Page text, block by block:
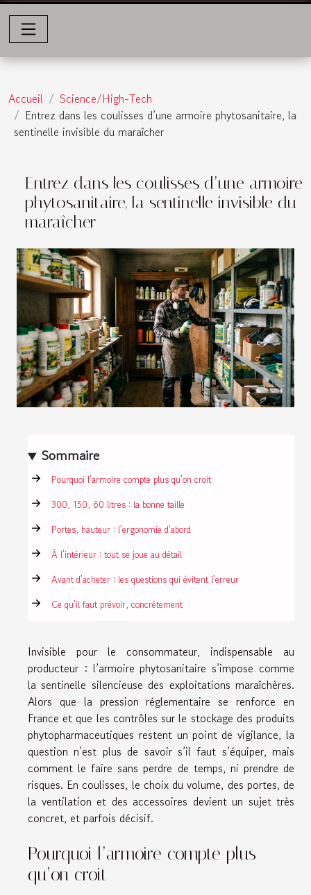
Accueil
Science/High-Tech
Entrez dans les coulisses d’une armoire phytosanitaire, la
sentinelle invisible du maraîcher
Entrez dans les coulisses d’une armoire
phytosanitaire, la sentinelle invisible du
maraîcher
Sommaire
Pourquoi l’armoire compte plus qu’on croit
300, 150, 60 litres : la bonne taille
Portes, hauteur : l’ergonomie d’abord
À l’intérieur : tout se joue au détail
Avant d’acheter : les questions qui évitent l’erreur
Ce qu’il faut prévoir, concrètement
Invisible pour le consommateur, indispensable au
producteur : l’armoire phytosanitaire s’impose comme
la sentinelle silencieuse des exploitations maraîchères.
Alors que la pression réglementaire se renforce en
France et que les contrôles sur le stockage des produits
phytopharmaceutiques restent un point de vigilance, la
question n’est plus de savoir s’il faut s’équiper, mais
comment le faire sans perdre de temps, ni prendre de
risques. En coulisses, le choix du volume, des portes, de
la ventilation et des accessoires devient un sujet très
concret, et parfois décisif.
Pourquoi l’armoire compte plus
qu’on croit